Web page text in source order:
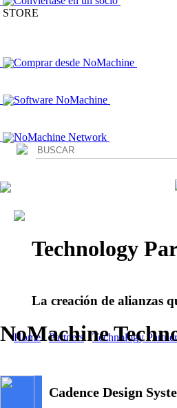
STORE
Comprar desde NoMachine
Software NoMachine
NoMachine Network
Technology
La creación de alianzas
Home/Partners /Technology
NoMachine
Cadence Design